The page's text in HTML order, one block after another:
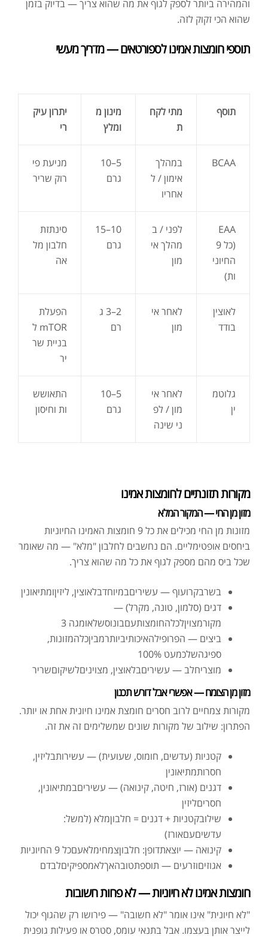
והמהירה ביותר לספק לגוף את מה שהוא צריך — בדיוק בזמן
שהוא הכי זקוק לזה.
תוספי חומצות אמינו לספורטאים — מדריך מעשי
תוסף מתי לקח
ת
מינוןמ
ומלץ
יתרוןעיק
רי
BCAA
במהלך
אימון / ל
אחריו
5–10
גרם
מניעת פי
רוק שריר
EAA
(כל 9
החיוני
ות)
לפני / ב
מהלך אי
מון
10–15
גרם
סינתזת
חלבון מל
אה
לאוצין
בודד
לאחר אי
מון
2–3 ג
רם
הפעלת
mTOR ל
בניית שר
יר
גלוטמ
ין
לאחר אי
מון / לפ
ני שינה
5–10
גרם
התאושש
ות וחיסון
מקורות תזונתיים לחומצות אמינו
מזון מן החי — המקור המלא
מזונות מן החי מכילים את כל 9 חומצות האמינו החיוניות
ביחסים אופטימליים. הם נחשבים לחלבון "מלא" — מה שאומר
שכל ביס מהם מספק לגוף את כל מה שהוא צריך.
בשרבקרועוף — עשיריםבמיוחדבלאוצין, ליזיןומתיאונין
דגים (סלמון, טונה, מקרל) —
מקורמצויןלכלהחומצותעםבונוסשלאומגה 3
ביצים — הפרופילהאיכותיביותרמביןכלהמזונות,
ספיגהשלכמעט 100%
מוצריחלב — עשיריםבלאוצין, מצויניםלשיקוםשריר
מזון מן הצומח — אפשרי אבל דורש תכנון
מקורות צמחיים לרוב חסרים חומצת אמינו חיונית אחת או יותר.
הפתרון: שילוב של מקורות שונים שמשלימים זה את זה.
קטניות (עדשים, חומוס, שעועית) — עשירותבליזין,
חסרותמתיאונין
דגנים (אורז, חיטה, קינואה) — עשיריםבמתיאונין,
חסריםליזין
שילובקטניות + דגנים = חלבוןמלא (למשל:
עדשיםעםאורז)
קינואה — יוצאתדופן: חלבוןצמחימלאעםכל 9 החיוניות
אגוזיםוזרעים — תוספתטובהאךלאמספיקיםלבדם
חומצות אמינו לא חיוניות — לא פחות חשובות
"לא חיונית" אינו אומר "לא חשובה" — פירושו רק שהגוף יכול
לייצר אותן בעצמו. אבל בתנאי עומס, סטרס או פעילות גופנית